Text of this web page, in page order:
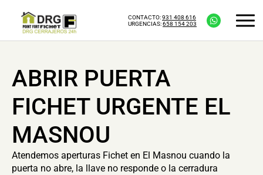
CONTACTO:931 408 616
URGENCIAS:658 154 203
ABRIR PUERTA
FICHET URGENTE EL
MASNOU
Atendemos aperturas Fichet en El Masnou cuando la
puerta no abre, la llave no responde o la cerradura